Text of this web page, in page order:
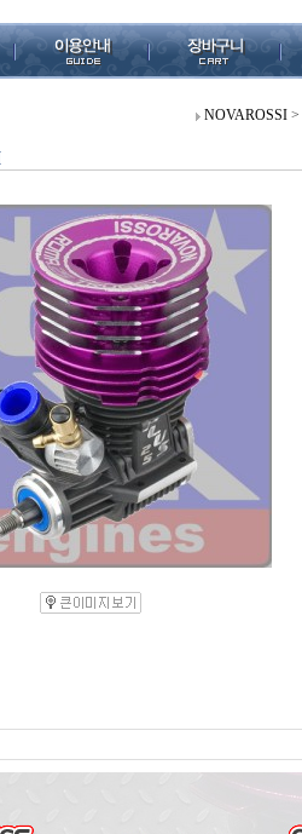
NOVAROSSI >